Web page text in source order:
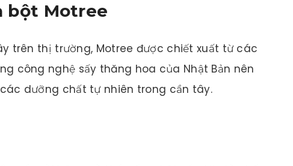
bột Motree
trên thị trường, Motree được chiết xuất từ các
công nghệ sấy thăng hoa của Nhật Bản nên
dưỡng chất tự nhiên trong cần tây.